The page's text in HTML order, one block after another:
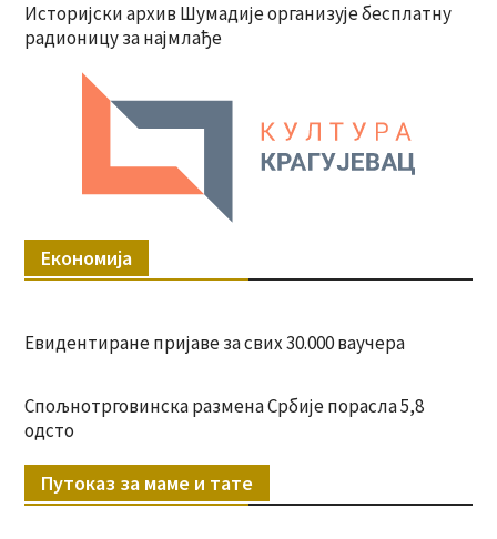
Историјски архив Шумадије организује бесплатну
радионицу за најмлађе
Економија
Евидентиране пријаве за свих 30.000 ваучера
Спољнотрговинска размена Србије порасла 5,8
одсто
Путоказ за маме и тате